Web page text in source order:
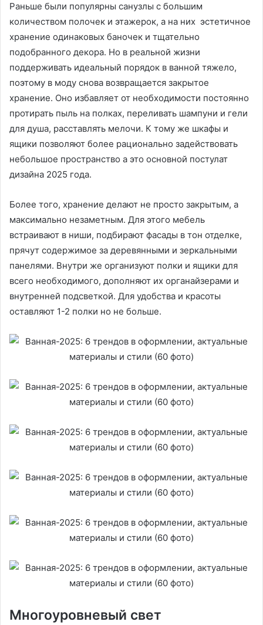
Раньше были популярны санузлы с большим
количеством полочек и этажерок, а на них эстетичное
хранение одинаковых баночек и тщательно
подобранного декора. Но в реальной жизни
поддерживать идеальный порядок в ванной тяжело,
поэтому в моду снова возвращается закрытое
хранение. Оно избавляет от необходимости постоянно
протирать пыль на полках, переливать шампуни и гели
для душа, расставлять мелочи. К тому же шкафы и
ящики позволяют более рационально задействовать
небольшое пространство а это основной постулат
дизайна 2025 года.
Более того, хранение делают не просто закрытым, а
максимально незаметным. Для этого мебель
встраивают в ниши, подбирают фасады в тон отделке,
прячут содержимое за деревянными и зеркальными
панелями. Внутри же организуют полки и ящики для
всего необходимого, дополняют их органайзерами и
внутренней подсветкой. Для удобства и красоты
оставляют 1-2 полки но не больше.
Многоуровневый свет